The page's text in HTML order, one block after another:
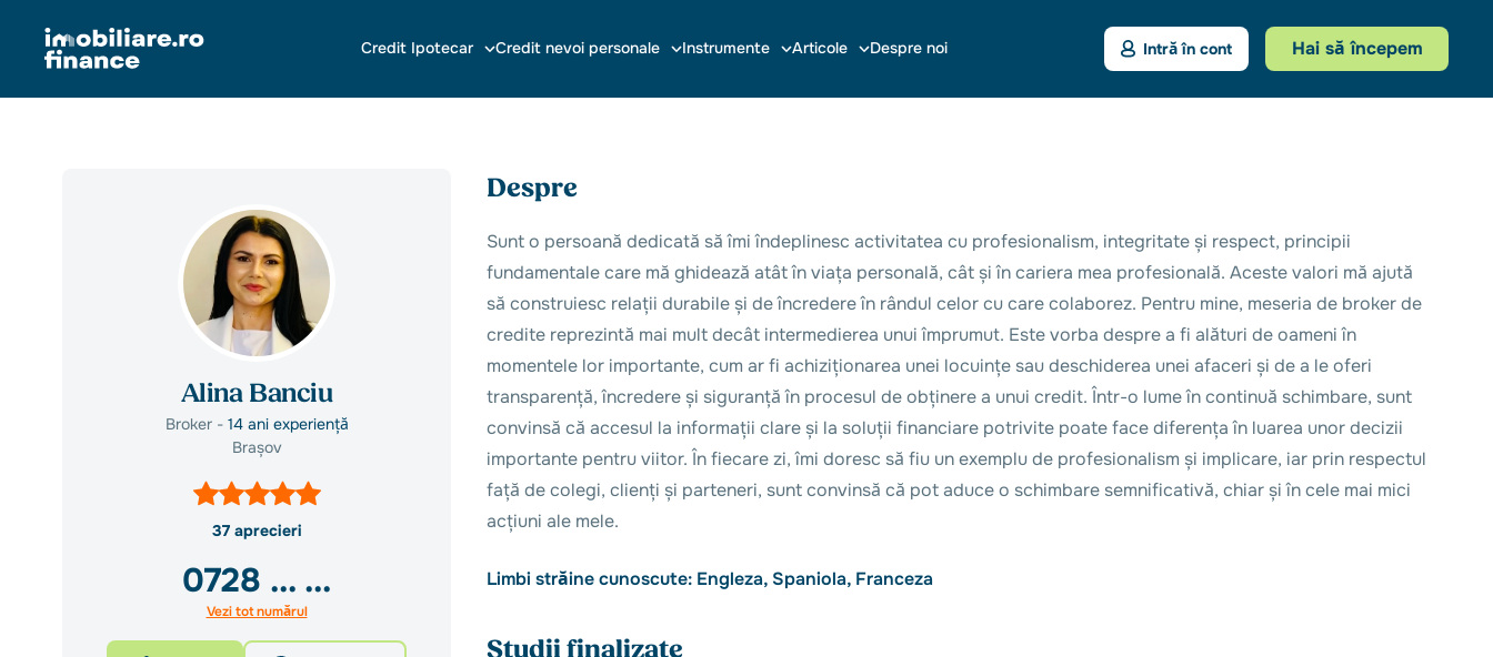
Credit Ipotecar Credit nevoi personale Instrumente Articole Despre noi Intră în cont Hai să începem
Alina Banciu
Broker - 14 ani experiență
Brașov
37 aprecieri
0728 ... ...
Vezi tot numărul
Despre
Sunt o persoană dedicată să îmi îndeplinesc activitatea cu profesionalism, integritate și respect, principii
fundamentale care mă ghidează atât în viața personală, cât și în cariera mea profesională. Aceste valori mă ajută
să construiesc relații durabile și de încredere în rândul celor cu care colaborez. Pentru mine, meseria de broker de
credite reprezintă mai mult decât intermedierea unui împrumut. Este vorba despre a fi alături de oameni în
momentele lor importante, cum ar fi achiziționarea unei locuințe sau deschiderea unei afaceri și de a le oferi
transparență, încredere și siguranță în procesul de obținere a unui credit. Într-o lume în continuă schimbare, sunt
convinsă că accesul la informații clare și la soluții financiare potrivite poate face diferența în luarea unor decizii
importante pentru viitor. În fiecare zi, îmi doresc să fiu un exemplu de profesionalism și implicare, iar prin respectul
față de colegi, clienți și parteneri, sunt convinsă că pot aduce o schimbare semnificativă, chiar și în cele mai mici
acțiuni ale mele.
Limbi străine cunoscute: Engleza, Spaniola, Franceza
Studii finalizate